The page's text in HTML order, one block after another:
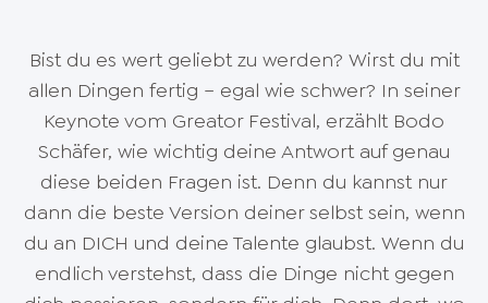
Bist du es wert geliebt zu werden? Wirst du mit
allen Dingen fertig – egal wie schwer? In seiner
Keynote vom Greator Festival, erzählt Bodo
Schäfer, wie wichtig deine Antwort auf genau
diese beiden Fragen ist. Denn du kannst nur
dann die beste Version deiner selbst sein, wenn
du an DICH und deine Talente glaubst. Wenn du
endlich verstehst, dass die Dinge nicht gegen